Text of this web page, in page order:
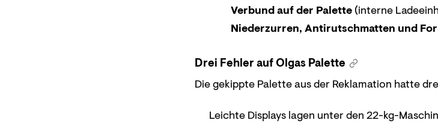
Verbund auf der Palette (interne
Niederzurren, Antirutschmatten und
Drei Fehler auf Olgas Palette
Die gekippte Palette aus der Reklamation hatte
Leichte Displays lagen unter den 22-kg-